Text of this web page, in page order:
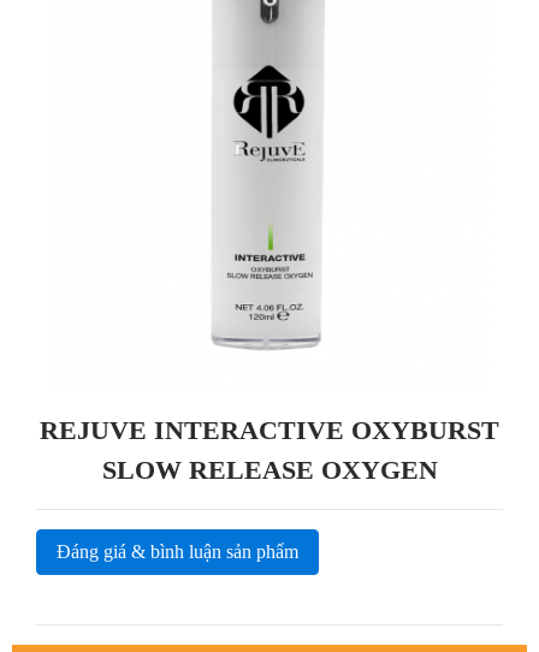
REJUVE INTERACTIVE OXYBURST
SLOW RELEASE OXYGEN
Đáng giá & bình luận sản phẩm